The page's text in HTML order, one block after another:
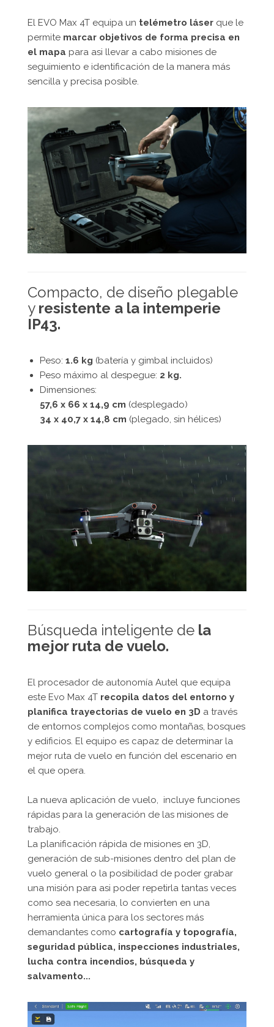
El EVO Max 4T equipa un telémetro láser que le
permite marcar objetivos de forma precisa en
el mapa para asi llevar a cabo misiones de
seguimiento e identificación de la manera más
sencilla y precisa posible.
Compacto, de diseño plegable
y resistente a la intemperie
IP43.
Peso: 1.6 kg (batería y gimbal incluidos)
Peso máximo al despegue: 2 kg.
Dimensiones:
57,6 x 66 x 14,9 cm (desplegado)
34 x 40,7 x 14,8 cm (plegado, sin hélices)
Búsqueda inteligente de la
mejor ruta de vuelo.
El procesador de autonomía Autel que equipa
este Evo Max 4T recopila datos del entorno y
planifica trayectorias de vuelo en 3D a través
de entornos complejos como montañas, bosques
y edificios. El equipo es capaz de determinar la
mejor ruta de vuelo en función del escenario en
el que opera.
La nueva aplicación de vuelo, incluye funciones
rápidas para la generación de las misiones de
trabajo.
La planificación rápida de misiones en 3D,
generación de sub-misiones dentro del plan de
vuelo general o la posibilidad de poder grabar
una misión para asi poder repetirla tantas veces
como sea necesaria, lo convierten en una
herramienta única para los sectores más
demandantes como cartografía y topografía,
seguridad pública, inspecciones industriales,
lucha contra incendios, búsqueda y
salvamento...